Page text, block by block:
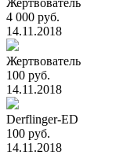
Жертвователь
4 000 руб.
14.11.2018
Жертвователь
100 руб.
14.11.2018
Derflinger-ED
100 руб.
14.11.2018